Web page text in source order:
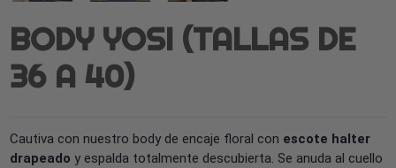
BODY YOSI (TALLAS DE
36 A 40)
Cautiva con nuestro body de encaje floral con escote halter
drapeado y espalda totalmente descubierta. Se anuda al cuello